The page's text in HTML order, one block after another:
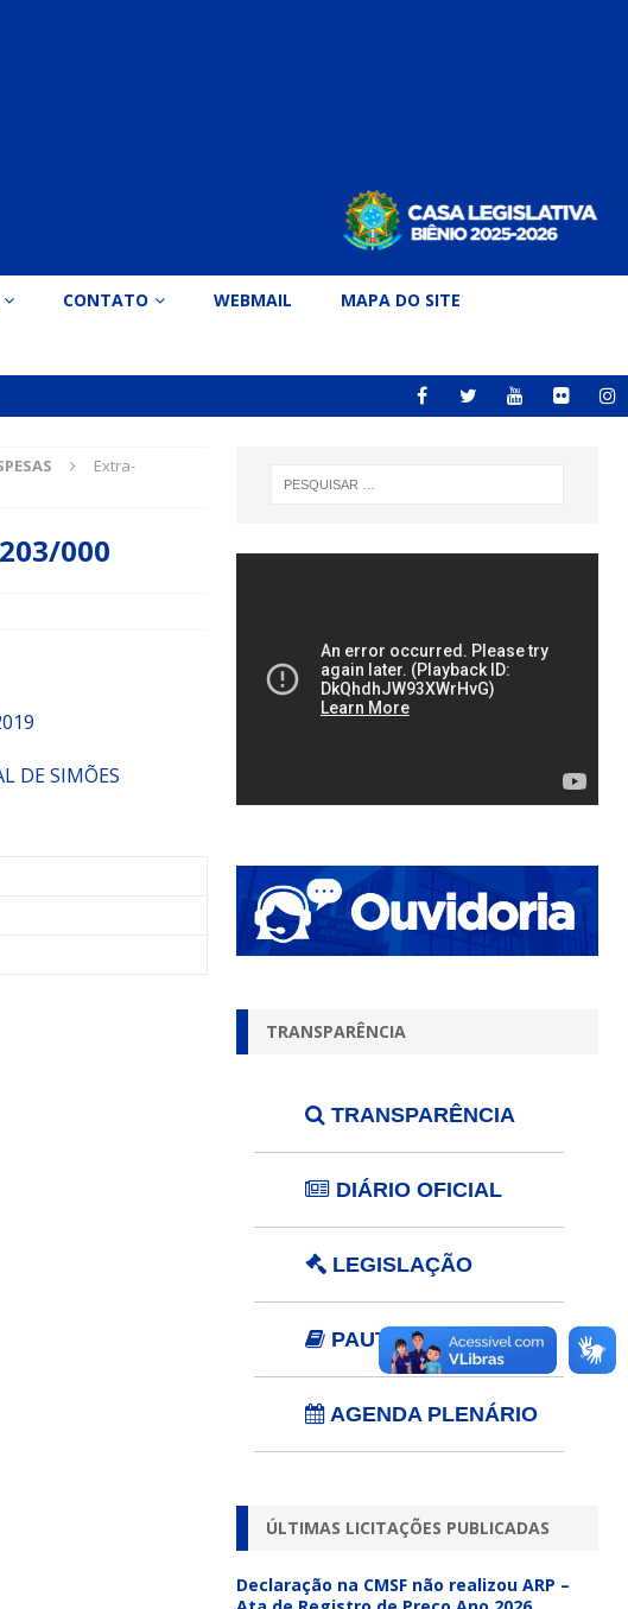
CONTATO WEBMAIL MAPA DO SITE
Extra-
000
DE SIMÕES
TRANSPARÊNCIA
TRANSPARÊNCIA
DIÁRIO OFICIAL
LEGISLAÇÃO
PAUTA
AGENDA PLENÁRIO
ÚLTIMAS LICITAÇÕES PUBLICADAS
Declaração na CMSF não realizou ARP –